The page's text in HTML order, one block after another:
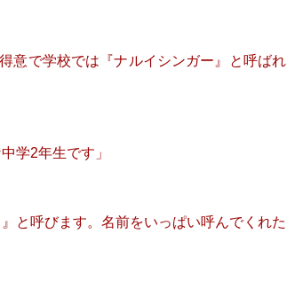
意で学校では『ナルイシンガー』と呼ばれ
学2年生です」
と呼びます。名前をいっぱい呼んでくれた